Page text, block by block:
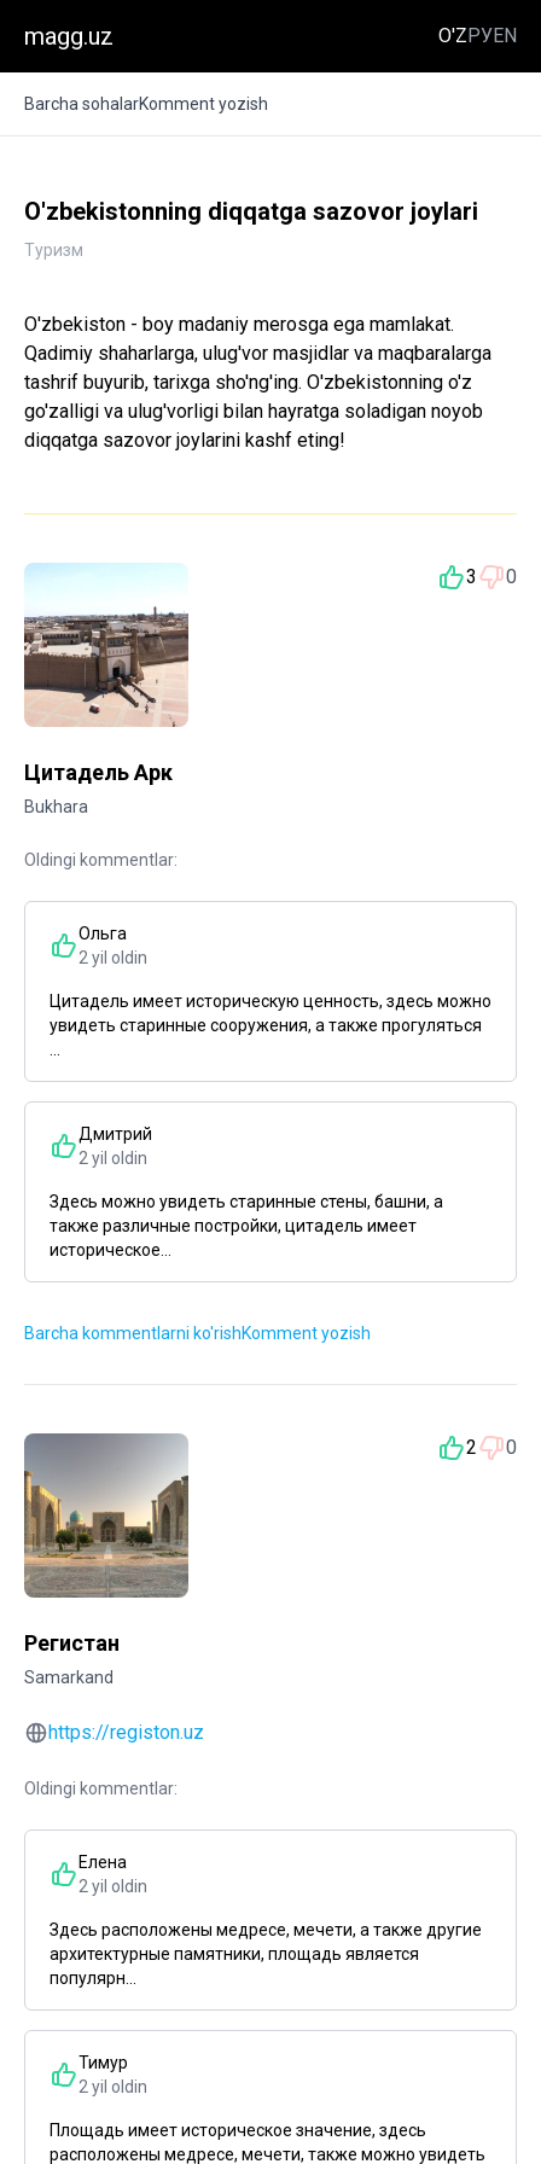
magg.uz O'ZРУEN
Barcha sohalarKomment yozish
O'zbekistonning diqqatga sazovor joylari
Туризм
O'zbekiston - boy madaniy merosga ega mamlakat.
Qadimiy shaharlarga, ulug'vor masjidlar va maqbaralarga
tashrif buyurib, tarixga sho'ng'ing. O'zbekistonning o'z
go'zalligi va ulug'vorligi bilan hayratga soladigan noyob
diqqatga sazovor joylarini kashf eting!
3 0
Цитадель Арк
Bukhara
Oldingi kommentlar:
Ольга
2 yil oldin
Цитадель имеет историческую ценность, здесь можно
увидеть старинные сооружения, а также прогуляться
Дмитрий
2 yil oldin
Здесь можно увидеть старинные стены, башни, а
также различные постройки, цитадель имеет
историческое...
Barcha kommentlarni ko'rishKomment yozish
2 0
Регистан
Samarkand
https://registon.uz
Oldingi kommentlar:
Елена
2 yil oldin
Здесь расположены медресе, мечети, а также другие
архитектурные памятники, площадь является
популярн...
Тимур
2 yil oldin
Площадь имеет историческое значение, здесь
расположены медресе, мечети, также можно увидеть